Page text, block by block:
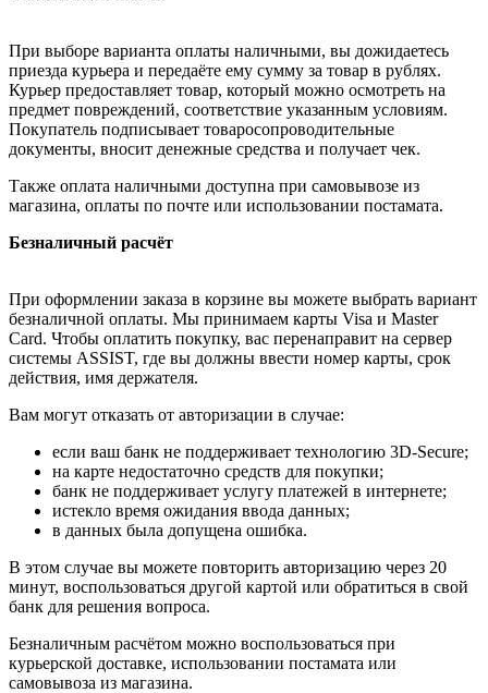
При выборе варианта оплаты наличными, вы дожидаетесь
приезда курьера и передаёте ему сумму за товар в рублях.
Курьер предоставляет товар, который можно осмотреть на
предмет повреждений, соответствие указанным условиям.
Покупатель подписывает товаросопроводительные
документы, вносит денежные средства и получает чек.
Также оплата наличными доступна при самовывозе из
магазина, оплаты по почте или использовании постамата.
Безналичный расчёт
При оформлении заказа в корзине вы можете выбрать вариант
безналичной оплаты. Мы принимаем карты Visa и Master
Card. Чтобы оплатить покупку, вас перенаправит на сервер
системы ASSIST, где вы должны ввести номер карты, срок
действия, имя держателя.
Вам могут отказать от авторизации в случае:
если ваш банк не поддерживает технологию 3D-Secure;
на карте недостаточно средств для покупки;
банк не поддерживает услугу платежей в интернете;
истекло время ожидания ввода данных;
в данных была допущена ошибка.
В этом случае вы можете повторить авторизацию через 20
минут, воспользоваться другой картой или обратиться в свой
банк для решения вопроса.
Безналичным расчётом можно воспользоваться при
курьерской доставке, использовании постамата или
самовывоза из магазина.